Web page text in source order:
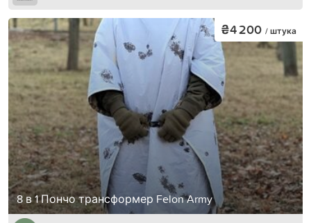
8 в 1 Пончо трансформер Felon Army
₴4 200 / штука